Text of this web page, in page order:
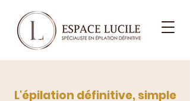
L'épilation définitive, simple